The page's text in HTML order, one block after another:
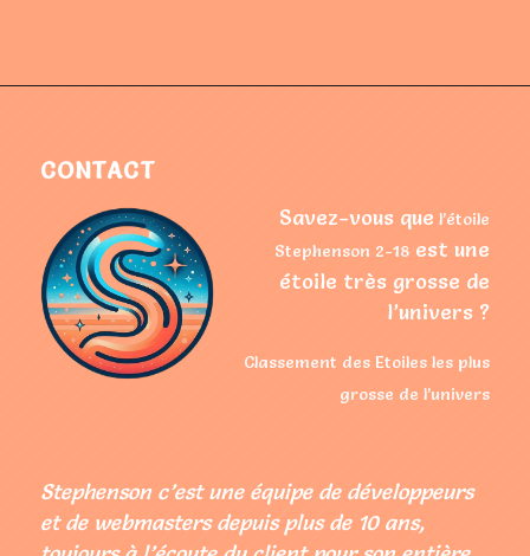
CONTACT
Savez-vous que l’étoile
Stephenson 2-18 est une
étoile très grosse de
l’univers ?
Classement des Etoiles les plus
grosse de l’univers
Stephenson c’est une équipe de développeurs
et de webmasters depuis plus de 10 ans,